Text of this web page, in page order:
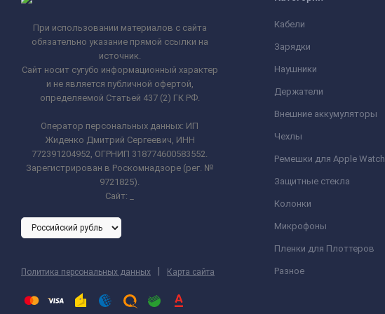
При использовании материалов с сайта
обязательно указание прямой ссылки на
источник.
Сайт носит сугубо информационный характер
и не является публичной офертой,
определяемой Статьей 437 (2) ГК РФ.
Оператор персональных данных: ИП
Жиденко Дмитрий Сергеевич, ИНН
772391204952, ОГРНИП 318774600583552.
Зарегистрирован в Роскомнадзоре (рег. №
9721825).
Сайт:
Политика персональных данных Карта сайта
Кабели
Зарядки
Наушники
Держатели
Внешние аккумуляторы
Чехлы
Ремешки для Apple Watch
Защитные стекла
Колонки
Микрофоны
Пленки для Плоттеров
Разное